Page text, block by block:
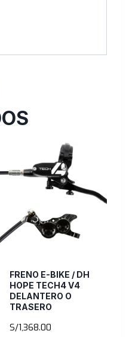
FRENO E-BIKE / DH
HOPE TECH4 V4
DELANTERO O
TRASERO
S/1,368.00